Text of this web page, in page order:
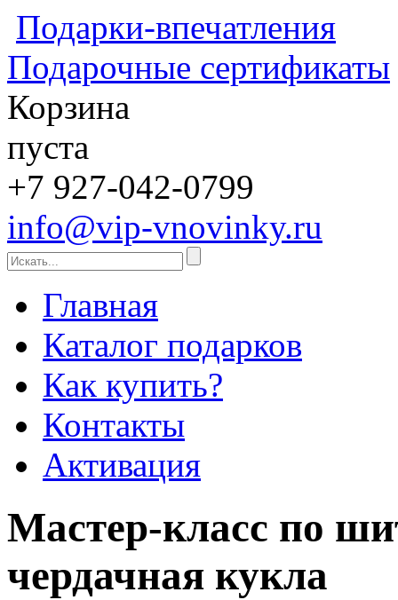
Подарки-впечатления
Подарочные сертификаты
Корзина
пуста
+7 927-042-0799
info@vip-vnovinky.ru
Главная
Каталог подарков
Как купить?
Контакты
Активация
Мастер-класс по
чердачная кукла